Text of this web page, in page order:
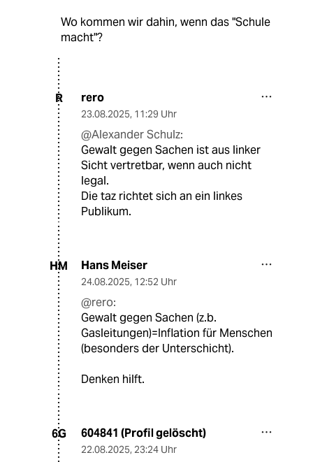
Wo kommen wir dahin, wenn das "Schule
macht"?
R rero
23.08.2025, 11:29 Uhr
@Alexander Schulz:
Gewalt gegen Sachen ist aus linker
Sicht vertretbar, wenn auch nicht
legal.
Die taz richtet sich an ein linkes
Publikum.
HM Hans Meiser
24.08.2025, 12:52 Uhr
@rero:
Gewalt gegen Sachen (z.b.
Gasleitungen)=Inflation für Menschen
(besonders der Unterschicht).
Denken hilft.
6G 604841 (Profil gelöscht)
22.08.2025, 23:24 Uhr